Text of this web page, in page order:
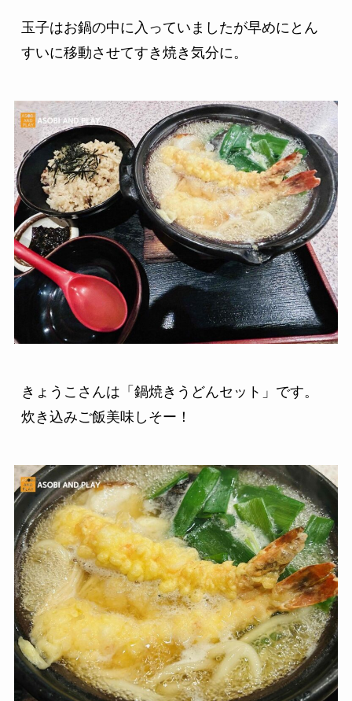
玉子はお鍋の中に入っていましたが早めにとん
すいに移動させてすき焼き気分に。
きょうこさんは「鍋焼きうどんセット」です。
炊き込みご飯美味しそー！